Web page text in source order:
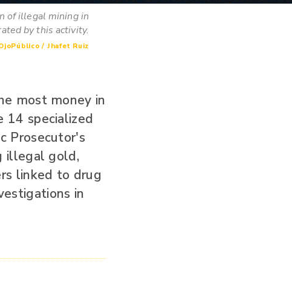
of illegal mining in
by this activity.
/ Jhafet Ruiz
most money in
14 specialized
Prosecutor's
illegal gold,
linked to drug
in